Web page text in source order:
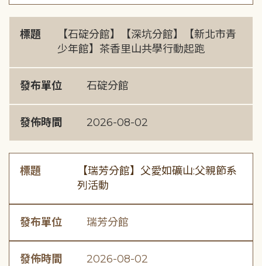
標題
【石碇分館】【深坑分館】【新北市青
少年館】茶香里山共學行動起跑
發布單位 石碇分館
發佈時間 2026-08-02
標題
【瑞芳分館】父愛如礦山:父親節系
列活動
發布單位 瑞芳分館
發佈時間 2026-08-02